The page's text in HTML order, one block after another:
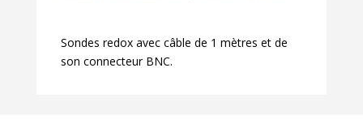
Sondes redox avec câble de 1 mètres et de
son connecteur BNC.